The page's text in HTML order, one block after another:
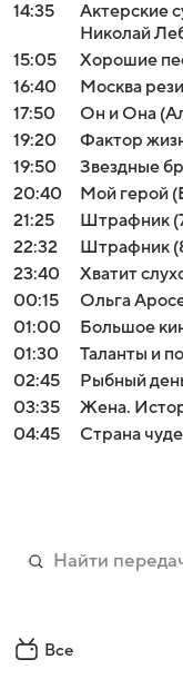
14:35
Актерские
Николай
15:05
Хорошие
16:40
Москва
17:50
Он и Она
19:20
Фактор
19:50
Звездные
20:40
Мой герой
21:25
Штрафник
22:32
Штрафник
23:40
Хватит
00:15
Ольга
01:00
Большое
01:30
Таланты и
02:45
Рыбный
03:35
Жена.
04:45
Страна
Все